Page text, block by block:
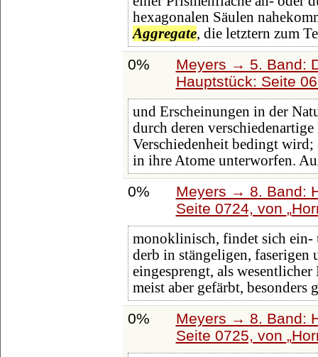
hexagonalen Säulen
Aggregate, die letztern zum
0%
Meyers → 5. Band:
Hauptstück: Seite
und Erscheinungen in der
durch deren
Verschiedenheit bedingt wird;
in ihre Atome unterworfen.
0%
Meyers → 8. Band:
Seite 0724, von
monoklinisch, findet sich ein-
derb in stängeligen,
eingesprengt, als
meist aber gefärbt, besonders
0%
Meyers → 8. Band:
Seite 0725, von